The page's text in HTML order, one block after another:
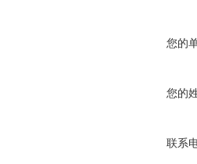
您的
您的
联系